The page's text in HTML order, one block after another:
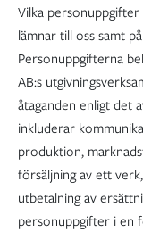
Vilka
lämnar till oss samt
Personuppgifterna
AB:s
åtaganden enligt det
inkluderar
produktion,
försäljning av ett
utbetalning av
personuppgifter i en